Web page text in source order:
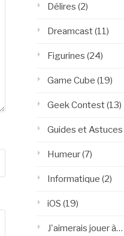
Délires (2)
Dreamcast(11)
Figurines (24)
Game Cube (19)
Geek Contest(13)
Guides et Astuces
Humeur(7)
Informatique (2)
iOS (19)
J'aimerais jouer à…